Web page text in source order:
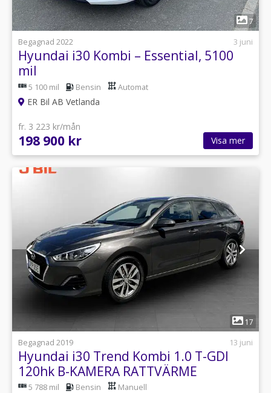
1
7
Begagnad 2022
3 juni
Hyundai i30 Kombi – Essential, 5100
mil
5 100 mil Bensin Automat
ER Bil AB Vetlanda
fr. 3 223 kr/mån
198 900 kr Visa mer
1
17
Begagnad 2019
13 juni
Hyundai i30 Trend Kombi 1.0 T-GDI
120hk B-KAMERA RATTVÄRME
5 788 mil Bensin Manuell